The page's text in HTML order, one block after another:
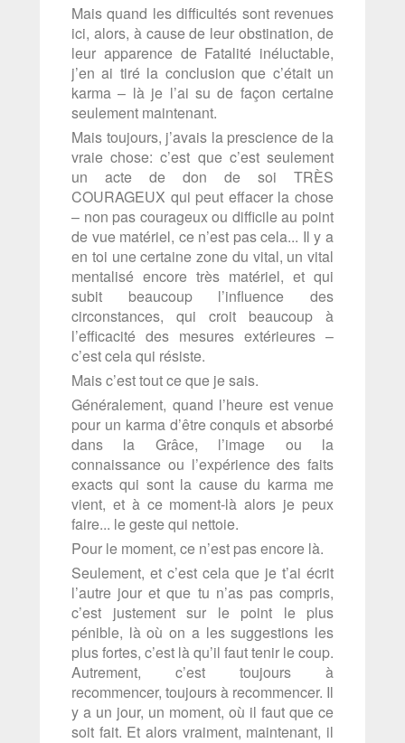
Mais quand les difficultés sont revenues
ici, alors, à cause de leur obstination, de
leur apparence de Fatalité inéluctable,
j’en ai tiré la conclusion que c’était un
karma – là je l’ai su de façon certaine
seulement maintenant.
Mais toujours, j’avais la prescience de la
vraie chose: c’est que c’est seulement
un acte de don de soi TRÈS
COURAGEUX qui peut effacer la chose
– non pas courageux ou difficile au point
de vue matériel, ce n’est pas cela... Il y a
en toi une certaine zone du vital, un vital
mentalisé encore très matériel, et qui
subit beaucoup l’influence des
circonstances, qui croit beaucoup à
l’efficacité des mesures extérieures –
c’est cela qui résiste.
Mais c’est tout ce que je sais.
Généralement, quand l’heure est venue
pour un karma d’être conquis et absorbé
dans la Grâce, l’image ou la
connaissance ou l’expérience des faits
exacts qui sont la cause du karma me
vient, et à ce moment-là alors je peux
faire... le geste qui nettoie.
Pour le moment, ce n’est pas encore là.
Seulement, et c’est cela que je t’ai écrit
l’autre jour et que tu n’as pas compris,
c’est justement sur le point le plus
pénible, là où on a les suggestions les
plus fortes, c’est là qu’il faut tenir le coup.
Autrement, c’est toujours à
recommencer, toujours à recommencer. Il
y a un jour, un moment, où il faut que ce
soit fait. Et alors vraiment, maintenant, il